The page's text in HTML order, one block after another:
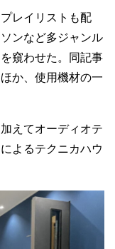
レイリストも配
ンなど多ジャンル
窺わせた。同記事
か、使用機材の一
えてオーディオテ
よるテクニカハウ